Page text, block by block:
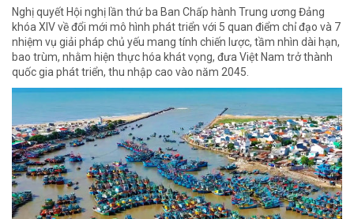
Nghị quyết Hội nghị lần thứ ba Ban Chấp hành Trung ương Đảng
khóa XIV về đổi mới mô hình phát triển với 5 quan điểm chỉ đạo và 7
nhiệm vụ giải pháp chủ yếu mang tính chiến lược, tầm nhìn dài hạn,
bao trùm, nhằm hiện thực hóa khát vọng, đưa Việt Nam trở thành
quốc gia phát triển, thu nhập cao vào năm 2045.